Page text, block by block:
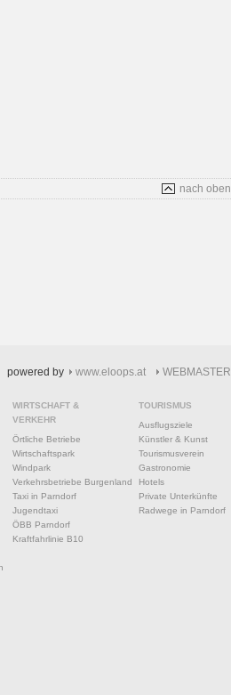
nach oben
powered by www.eloops.at WEBMASTER
WIRTSCHAFT &
VERKEHR
Örtliche Betriebe
Wirtschaftspark
Windpark
Verkehrsbetriebe Burgenland
Taxi in Parndorf
Jugendtaxi
ÖBB Parndorf
Kraftfahrlinie B10
TOURISMUS
Ausflugsziele
Künstler & Kunst
Tourismusverein
Gastronomie
Hotels
Private Unterkünfte
Radwege in Parndorf